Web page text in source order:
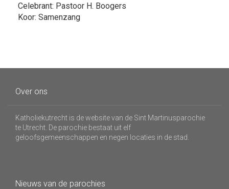
Celebrant: Pastoor H. Boogers
Koor: Samenzang
Over ons
Katholiekutrecht is de website van de Sint Martinusparochie
te Utrecht. De parochie bestaat uit elf
geloofsgemeenschappen en negen locaties in de stad.
Nieuws van de parochies